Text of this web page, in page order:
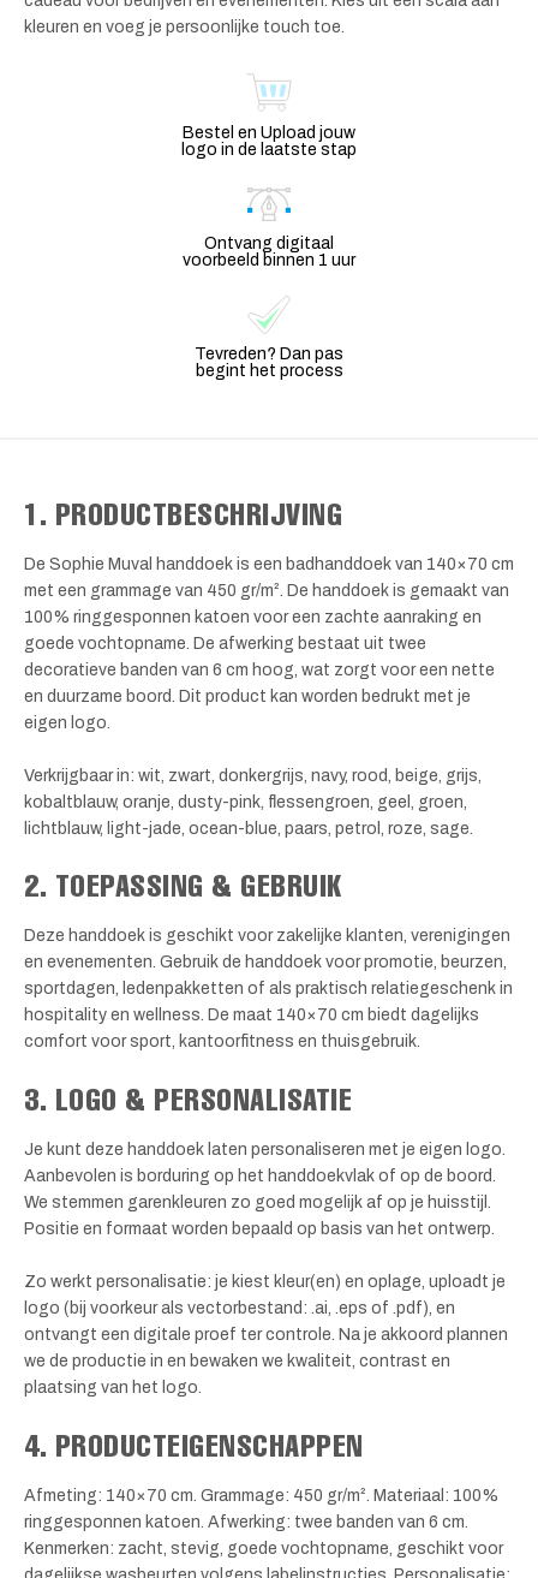
kleuren en voeg je persoonlijke touch toe.
Bestel en Upload jouw
logo in de laatste stap
Ontvang digitaal
voorbeeld binnen 1 uur
Tevreden? Dan pas
begint het process
1. PRODUCTBESCHRIJVING
De Sophie Muval handdoek is een badhanddoek van 140×70 cm
met een grammage van 450 gr/m². De handdoek is gemaakt van
100% ringgesponnen katoen voor een zachte aanraking en
goede vochtopname. De afwerking bestaat uit twee
decoratieve banden van 6 cm hoog, wat zorgt voor een nette
en duurzame boord. Dit product kan worden bedrukt met je
eigen logo.
Verkrijgbaar in: wit, zwart, donkergrijs, navy, rood, beige, grijs,
kobaltblauw, oranje, dusty-pink, flessengroen, geel, groen,
lichtblauw, light-jade, ocean-blue, paars, petrol, roze, sage.
2. TOEPASSING & GEBRUIK
Deze handdoek is geschikt voor zakelijke klanten, verenigingen
en evenementen. Gebruik de handdoek voor promotie, beurzen,
sportdagen, ledenpakketten of als praktisch relatiegeschenk in
hospitality en wellness. De maat 140×70 cm biedt dagelijks
comfort voor sport, kantoorfitness en thuisgebruik.
3. LOGO & PERSONALISATIE
Je kunt deze handdoek laten personaliseren met je eigen logo.
Aanbevolen is borduring op het handdoekvlak of op de boord.
We stemmen garenkleuren zo goed mogelijk af op je huisstijl.
Positie en formaat worden bepaald op basis van het ontwerp.
Zo werkt personalisatie: je kiest kleur(en) en oplage, uploadt je
logo (bij voorkeur als vectorbestand: .ai, .eps of .pdf), en
ontvangt een digitale proef ter controle. Na je akkoord plannen
we de productie in en bewaken we kwaliteit, contrast en
plaatsing van het logo.
4. PRODUCTEIGENSCHAPPEN
Afmeting: 140×70 cm. Grammage: 450 gr/m². Materiaal: 100%
ringgesponnen katoen. Afwerking: twee banden van 6 cm.
Kenmerken: zacht, stevig, goede vochtopname, geschikt voor